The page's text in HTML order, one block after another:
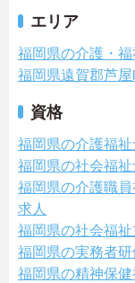
エリア
福岡県の介護・福
福岡県遠賀郡芦
資格
福岡県の介護福祉
福岡県の社会福祉
福岡県の介護職
求人
福岡県の社会福祉
福岡県の実務者
福岡県の精神保健